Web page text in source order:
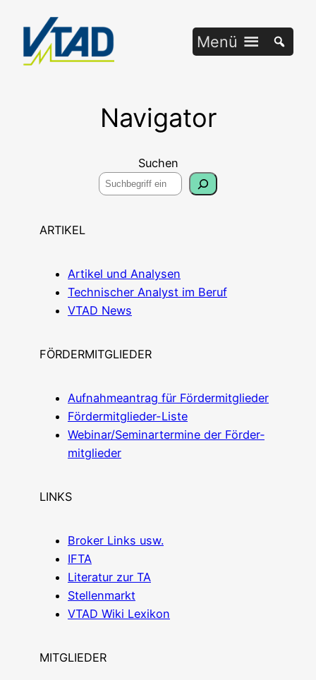
springen
Menü
Navigator
Suchen
ARTIKEL
Arti­kel und Analysen
Tech­ni­scher Ana­lyst im Beruf
VTAD News
FÖRDERMITGLIEDER
Auf­nah­me­an­trag für För­der­mit­glie­der
För­der­mit­glie­der-Lis­te
Webinar/Seminartermine der För­der­
mit­glie­der
LINKS
Bro­ker Links usw.
IFTA
Lite­ra­tur zur TA
Stel­len­markt
VTAD Wiki Lexikon
MITGLIEDER